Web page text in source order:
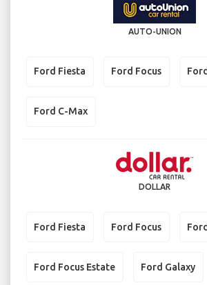
AUTO-UNION
Ford Fiesta Ford Focus
Ford C-Max
DOLLAR
Ford Fiesta Ford Focus
Ford Focus Estate Ford Galaxy